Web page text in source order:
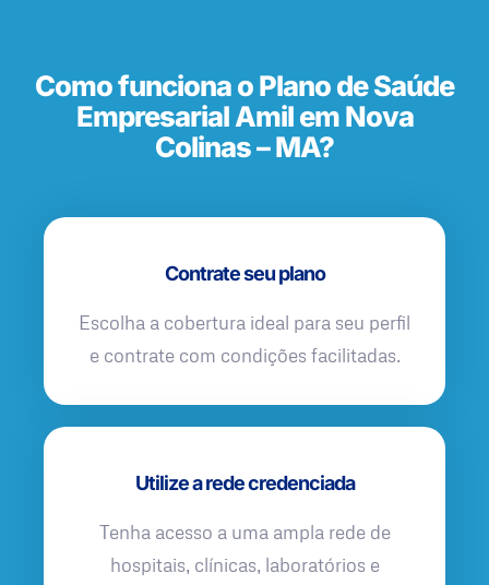
Como funciona o Plano de Saúde
Empresarial Amil em Nova
Colinas – MA?
Contrate seu plano
Escolha a cobertura ideal para seu perfil
e contrate com condições facilitadas.
Utilize a rede credenciada
Tenha acesso a uma ampla rede de
hospitais, clínicas, laboratórios e